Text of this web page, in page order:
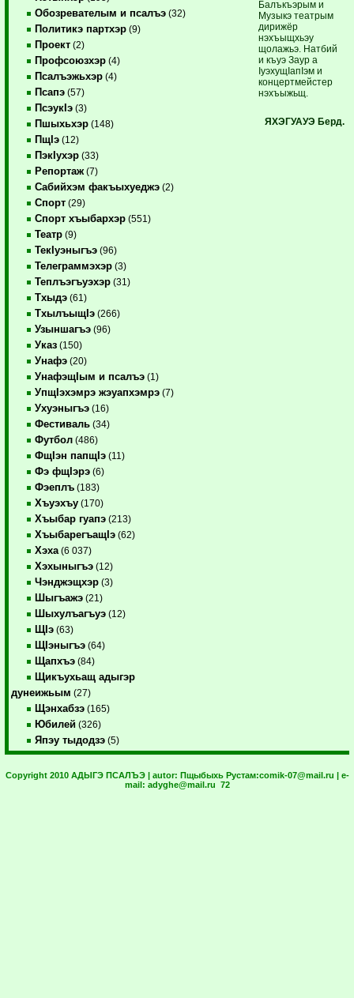
Обозревателым и псалъэ (32)
Политикэ партхэр (9)
Проект (2)
Профсоюзхэр (4)
Псалъэжьхэр (4)
Псапэ (57)
ПсэукIэ (3)
Пшыхьхэр (148)
ПщIэ (12)
ПэкIухэр (33)
Репортаж (7)
Сабийхэм факъыхуеджэ (2)
Спорт (29)
Спорт хъыбархэр (551)
Театр (9)
ТекIуэныгъэ (96)
Телеграммэхэр (3)
Теплъэгъуэхэр (31)
Тхыдэ (61)
ТхылъыщIэ (266)
Узыншагъэ (96)
Указ (150)
Унафэ (20)
УнафэщIым и псалъэ (1)
УпщIэхэмрэ жэуапхэмрэ (7)
Ухуэныгъэ (16)
Фестиваль (34)
Футбол (486)
ФщIэн папщIэ (11)
Фэ фщIэрэ (6)
Фэеплъ (183)
Хъуэхъу (170)
Хъыбар гуапэ (213)
ХъыбарегъащIэ (62)
Хэха (6 037)
Хэхыныгъэ (12)
Чэнджэщхэр (3)
Шыгъажэ (21)
Шыхулъагъуэ (12)
ЩIэ (63)
ЩIэныгъэ (64)
Щапхъэ (84)
Щикъухьащ адыгэр
дунеижьым (27)
Щэнхабзэ (165)
Юбилей (326)
Япэу тыдодзэ (5)
Балъкъэрым и
Музыкэ театрым
дирижёр
нэхъыщхьэу
щолажьэ. Натбий
и къуэ Заур а
IуэхущIапIэм и
концертмейстер
нэхъыжьщ.
ЯХЭГУАУЭ Берд.
Copyright 2010 АДЫГЭ ПСАЛЪЭ | autor: Пщыбыхь Рустам:comik-07@mail.ru | e-
mail: adyghe@mail.ru 72